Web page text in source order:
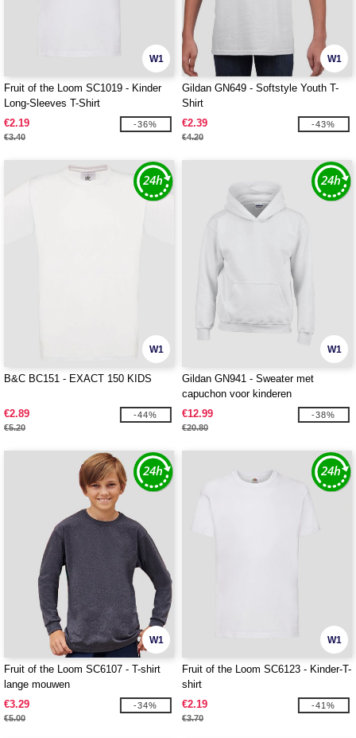
W1
Fruit of the Loom SC1019 - Kinder
Long-Sleeves T-Shirt
€2.19
€3.40
-36%
W1
Gildan GN649 - Softstyle Youth T-
Shirt
€2.39
€4.20
-43%
W1
B&C BC151 - EXACT 150 KIDS
€2.89
€5.20
-44%
W1
Gildan GN941 - Sweater met
capuchon voor kinderen
€12.99
€20.80
-38%
W1
Fruit of the Loom SC6107 - T-shirt
lange mouwen
€3.29
€5.00
-34%
W1
Fruit of the Loom SC6123 - Kinder-T-
shirt
€2.19
€3.70
-41%